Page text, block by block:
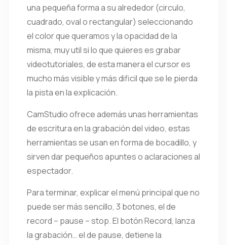
una pequeña forma a su alrededor (circulo,
cuadrado, oval o rectangular) seleccionando
el color que queramos y la opacidad de la
misma, muy util si lo que quieres es grabar
videotutoriales, de esta manera el cursor es
mucho más visible y más dificil que se le pierda
la pista en la explicación.
CamStudio ofrece además unas herramientas
de escritura en la grabación del video, estas
herramientas se usan en forma de bocadillo, y
sirven dar pequeños apuntes o aclaraciones al
espectador.
Para terminar, explicar el menú principal que no
puede ser más sencillo, 3 botones, el de
record – pause – stop. El botón Record, lanza
la grabación… el de pause, detiene la